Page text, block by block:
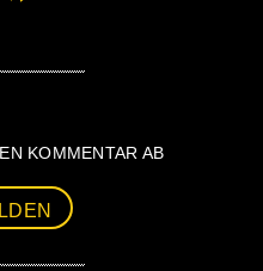
KOMMENTAR AB